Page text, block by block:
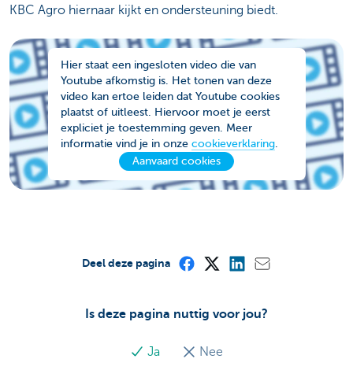
KBC Agro hiernaar kijkt en ondersteuning biedt.
Hier staat een ingesloten video die van
Youtube afkomstig is. Het tonen van deze
video kan ertoe leiden dat Youtube cookies
plaatst of uitleest. Hiervoor moet je eerst
expliciet je toestemming geven. Meer
informatie vind je in onze cookieverklaring.
Aanvaard cookies
Is deze pagina nuttig voor jou?
Ja Nee
Deel deze pagina